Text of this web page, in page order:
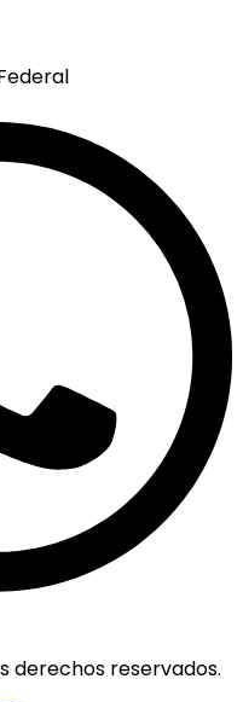
derechos reservados.